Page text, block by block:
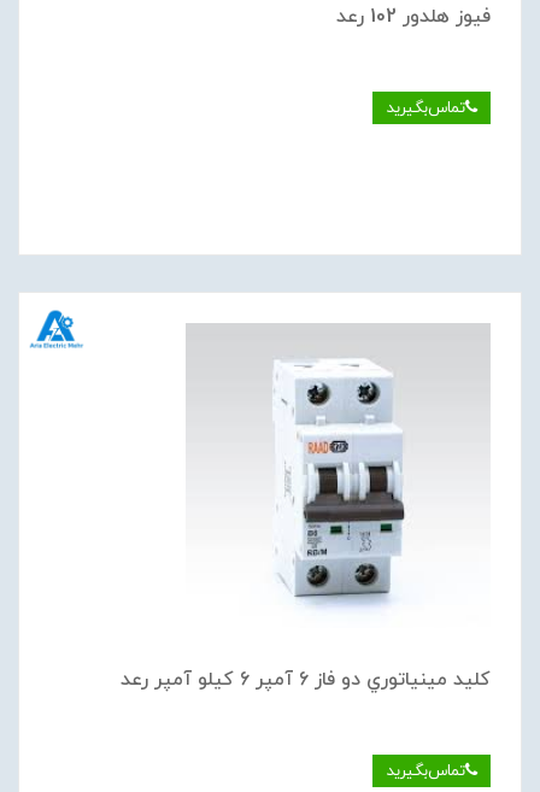
فيوز هلدور 102 رعد
تماس‌بگیرید
كليد مينياتوري دو فاز 6 آمپر 6 كيلو آمپر رعد
تماس‌بگیرید